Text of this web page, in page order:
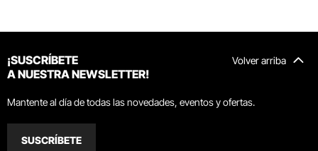
Volver arriba
¡SUSCRÍBETE
A NUESTRA NEWSLETTER!
Mantente al día de todas las novedades, eventos y ofertas.
SUSCRÍBETE